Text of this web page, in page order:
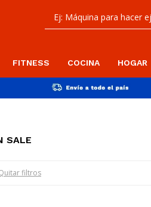
FITNESS COCINA HOGAR
SALE
filtros